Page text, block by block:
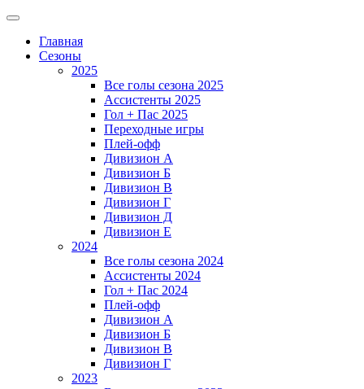
Главная
Сезоны
2025
Все голы сезона 2025
Ассистенты 2025
Гол + Пас 2025
Переходные игры
Плей-офф
Дивизион A
Дивизион Б
Дивизион В
Дивизион Г
Дивизион Д
Дивизион Е
2024
Все голы сезона 2024
Ассистенты 2024
Гол + Пас 2024
Плей-офф
Дивизион A
Дивизион Б
Дивизион В
Дивизион Г
2023